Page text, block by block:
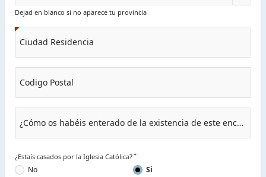
Dejad en blanco si no aparece tu provincia
Ciudad Residencia
Codigo Postal
¿Cómo os habéis enterado de la existencia de este encuentro?
¿Estaís casados por la Iglesia Católica?
No Si